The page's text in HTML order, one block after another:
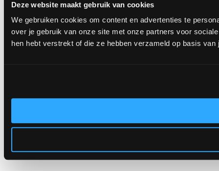
Deze website maakt gebruik van cookies
We gebruiken cookies om content en advertenties te
over je gebruik van onze site met onze partners voor
hen hebt verstrekt of die ze hebben verzameld op basis van